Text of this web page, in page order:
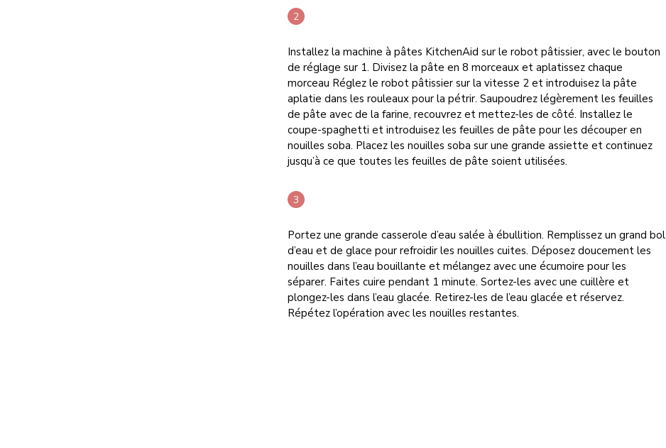
Installez la machine à pâtes KitchenAid sur le robot pâtissier, avec le bouton
de réglage sur 1. Divisez la pâte en 8 morceaux et aplatissez chaque
morceau Réglez le robot pâtissier sur la vitesse 2 et introduisez la pâte
aplatie dans les rouleaux pour la pétrir. Saupoudrez légèrement les feuilles
de pâte avec de la farine, recouvrez et mettez-les de côté. Installez le
coupe-spaghetti et introduisez les feuilles de pâte pour les découper en
nouilles soba. Placez les nouilles soba sur une grande assiette et continuez
jusqu’à ce que toutes les feuilles de pâte soient utilisées.
Portez une grande casserole d’eau salée à ébullition. Remplissez un grand bol
d’eau et de glace pour refroidir les nouilles cuites. Déposez doucement les
nouilles dans l’eau bouillante et mélangez avec une écumoire pour les
séparer. Faites cuire pendant 1 minute. Sortez-les avec une cuillère et
plongez-les dans l’eau glacée. Retirez-les de l’eau glacée et réservez.
Répétez l’opération avec les nouilles restantes.